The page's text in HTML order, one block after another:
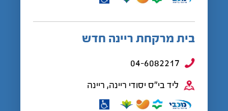
בית מרקחת ריינה חדש
04-6082217
ליד בי"ס יסודי ריינה, ריינה